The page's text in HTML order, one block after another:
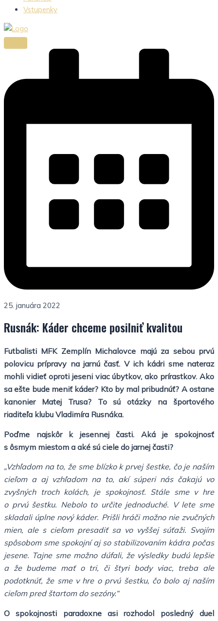
Vstupenky
25. januára 2022
Rusnák: Káder chceme posilniť kvalitou
Futbalisti MFK Zemplín Michalovce majú za sebou prvú
polovicu prípravy na jarnú časť. V ich kádri sme nateraz
mohli vidieť oproti jeseni viac úbytkov, ako prírastkov. Ako
sa ešte bude meniť káder? Kto by mal pribudnúť? A ostane
kanonier Matej Trusa? To sú otázky na športového
riaditeľa klubu Vladimíra Rusnáka.
Poďme najskôr k jesennej časti. Aká je spokojnosť
s ôsmym miestom a aké sú ciele do jarnej časti?
„Vzhľadom na to, že sme blízko k prvej šestke, čo je naším
cieľom a aj vzhľadom na to, akí súperi nás čakajú vo
zvyšných troch kolách, je spokojnosť. Stále sme v hre
o prvú šestku. Nebolo to určite jednoduché. V lete sme
skladali úplne nový káder. Prišli hráči možno nie zvučných
mien, ale s cieľom presadiť sa vo vyššej súťaži. Svojím
spôsobom sme spokojní aj so stabilizovaním kádra počas
jesene. Tajne sme možno dúfali, že výsledky budú lepšie
a že budeme mať o tri, či štyri body viac, treba ale
podotknúť, že sme v hre o prvú šestku, čo bolo aj naším
cieľom pred štartom do sezóny.“
O spokojnosti paradoxne asi rozhodol posledný duel